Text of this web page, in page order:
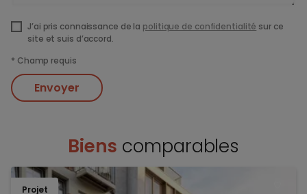
J’ai pris connaissance de la politique de confidentialité sur ce
site et suis d’accord.
* Champ requis
Envoyer
Biens comparables
Projet